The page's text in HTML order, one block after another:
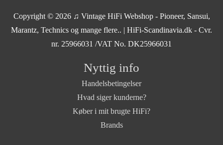
Copyright © 2026 ♫ Vintage HiFi Webshop - Pioneer, Sansui,
Marantz, Technics og mange flere.. | HiFi-Scandinavia.dk - Cvr.
nr. 25966031 /VAT No. DK25966031
Nyttig info
Handelsbetingelser
Hvad siger kunderne?
Køber i mit brugte HiFi?
Brands